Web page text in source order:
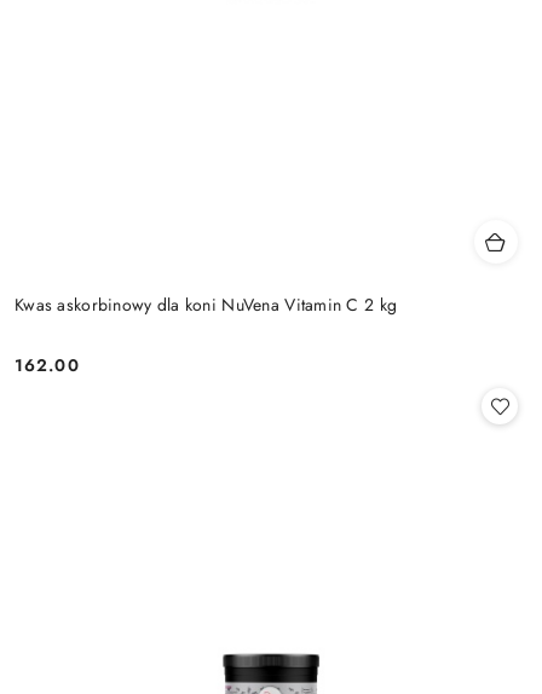
Kwas askorbinowy dla koni NuVena Vitamin C 2 kg
Cena:
162.00